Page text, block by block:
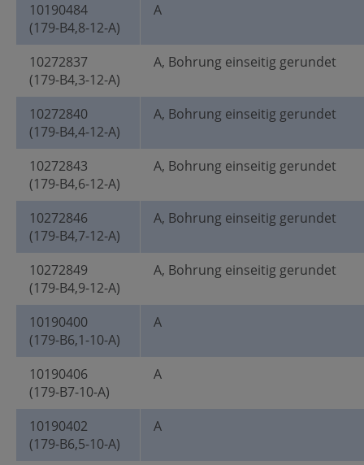
10190484
(179-B4,8-12-A)
A
10272837
(179-B4,3-12-A)
A, Bohrung einseitig gerundet
10272840
(179-B4,4-12-A)
A, Bohrung einseitig gerundet
10272843
(179-B4,6-12-A)
A, Bohrung einseitig gerundet
10272846
(179-B4,7-12-A)
A, Bohrung einseitig gerundet
10272849
(179-B4,9-12-A)
A, Bohrung einseitig gerundet
10190400
(179-B6,1-10-A)
A
10190406
(179-B7-10-A)
A
10190402
(179-B6,5-10-A)
A